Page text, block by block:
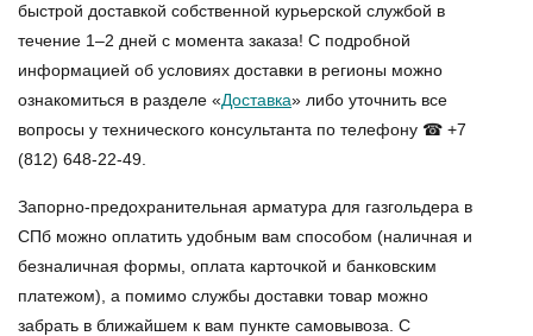
быстрой доставкой собственной курьерской службой в
течение 1–2 дней с момента заказа! С подробной
информацией об условиях доставки в регионы можно
ознакомиться в разделе «Доставка» либо уточнить все
вопросы у технического консультанта по телефону ☎ +7
(812) 648-22-49.
Запорно-предохранительная арматура для газгольдера в
СПб можно оплатить удобным вам способом (наличная и
безналичная формы, оплата карточкой и банковским
платежом), а помимо службы доставки товар можно
забрать в ближайшем к вам пункте самовывоза. С